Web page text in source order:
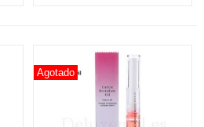
Agotado